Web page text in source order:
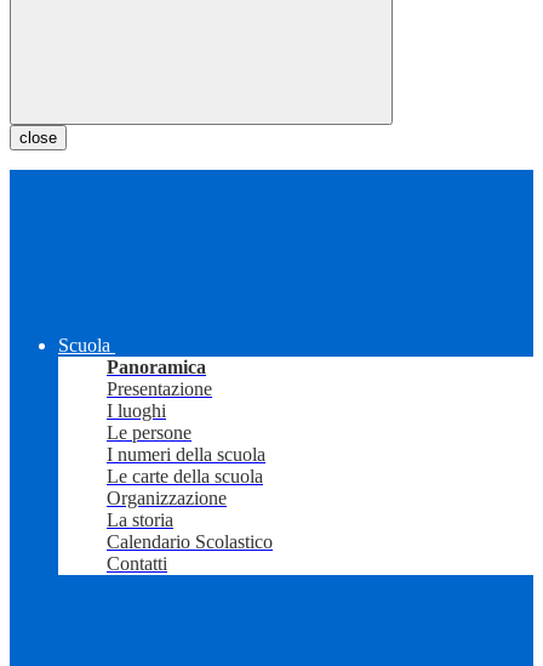
close
Scuola
Panoramica
Presentazione
I luoghi
Le persone
I numeri della scuola
Le carte della scuola
Organizzazione
La storia
Calendario Scolastico
Contatti